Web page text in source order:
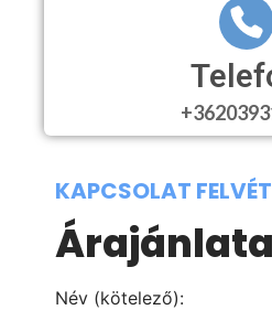
KAPCSOLAT
Név (kötelező):